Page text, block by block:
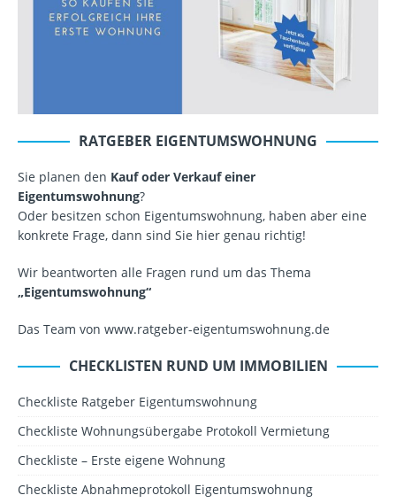
RATGEBER EIGENTUMSWOHNUNG
Sie planen den Kauf oder Verkauf einer
Eigentumswohnung?
Oder besitzen schon Eigentumswohnung, haben aber eine
konkrete Frage, dann sind Sie hier genau richtig!
Wir beantworten alle Fragen rund um das Thema
„Eigentumswohnung“
Das Team von www.ratgeber-eigentumswohnung.de
CHECKLISTEN RUND UM IMMOBILIEN
Checkliste Ratgeber Eigentumswohnung
Checkliste Wohnungsübergabe Protokoll Vermietung
Checkliste – Erste eigene Wohnung
Checkliste Abnahmeprotokoll Eigentumswohnung